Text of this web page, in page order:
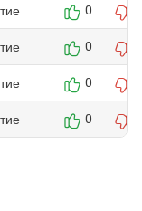
0
0
0
0